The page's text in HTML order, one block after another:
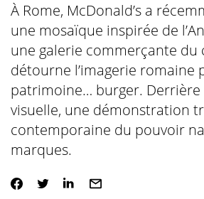
À Rome, McDonald’s a
une mosaïque inspirée de
une galerie commerçante du
détourne l’imagerie romaine
patrimoine… burger. Derrière
visuelle, une démonstration
contemporaine du pouvoir
marques.